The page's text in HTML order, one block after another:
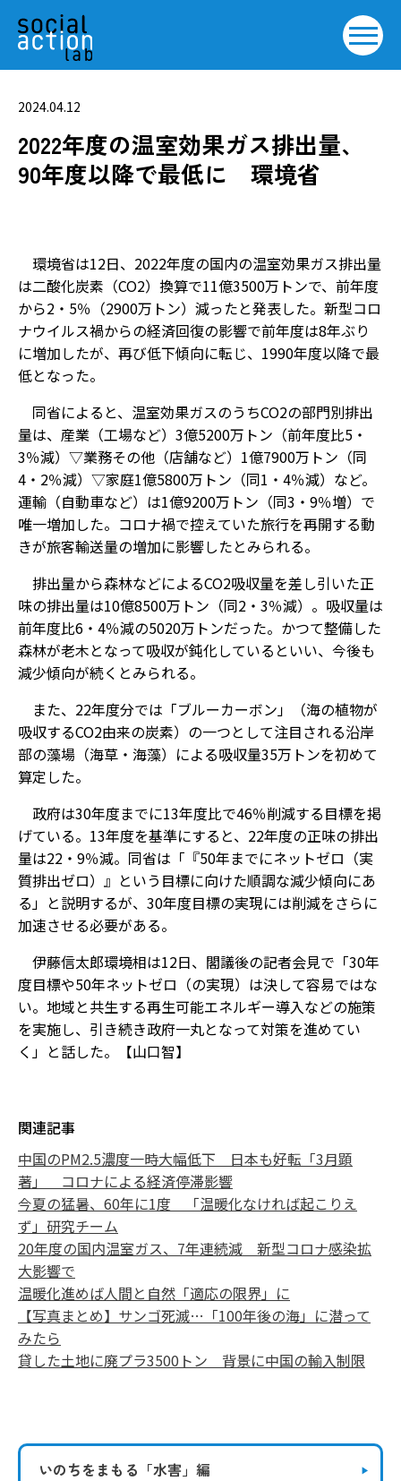
2024.04.12
2022年度の温室効果ガス排出量、
90年度以降で最低に 環境省
環境省は12日、2022年度の国内の温室効果ガス排出量
は二酸化炭素（CO2）換算で11億3500万トンで、前年度
から2・5％（2900万トン）減ったと発表した。新型コロ
ナウイルス禍からの経済回復の影響で前年度は8年ぶり
に増加したが、再び低下傾向に転じ、1990年度以降で最
低となった。
同省によると、温室効果ガスのうちCO2の部門別排出
量は、産業（工場など）3億5200万トン（前年度比5・
3％減）▽業務その他（店舗など）1億7900万トン（同
4・2％減）▽家庭1億5800万トン（同1・4％減）――など。
運輸（自動車など）は1億9200万トン（同3・9％増）で
唯一増加した。コロナ禍で控えていた旅行を再開する動
きが旅客輸送量の増加に影響したとみられる。
排出量から森林などによるCO2吸収量を差し引いた正
味の排出量は10億8500万トン（同2・3％減）。吸収量は
前年度比6・4％減の5020万トンだった。かつて整備した
森林が老木となって吸収が鈍化しているといい、今後も
減少傾向が続くとみられる。
また、22年度分では「ブルーカーボン」（海の植物が
吸収するCO2由来の炭素）の一つとして注目される沿岸
部の藻場（海草・海藻）による吸収量35万トンを初めて
算定した。
政府は30年度までに13年度比で46％削減する目標を掲
げている。13年度を基準にすると、22年度の正味の排出
量は22・9％減。同省は「『50年までにネットゼロ（実
質排出ゼロ）』という目標に向けた順調な減少傾向にあ
る」と説明するが、30年度目標の実現には削減をさらに
加速させる必要がある。
伊藤信太郎環境相は12日、閣議後の記者会見で「30年
度目標や50年ネットゼロ（の実現）は決して容易ではな
い。地域と共生する再生可能エネルギー導入などの施策
を実施し、引き続き政府一丸となって対策を進めてい
く」と話した。【山口智】
関連記事
中国のPM2.5濃度一時大幅低下 日本も好転「3月顕
著」 コロナによる経済停滞影響
今夏の猛暑、60年に1度 「温暖化なければ起こりえ
ず」研究チーム
20年度の国内温室ガス、7年連続減 新型コロナ感染拡
大影響で
温暖化進めば人間と自然「適応の限界」に
【写真まとめ】サンゴ死滅…「100年後の海」に潜って
みたら
貸した土地に廃プラ3500トン 背景に中国の輸入制限
いのちをまもる 「水害」編